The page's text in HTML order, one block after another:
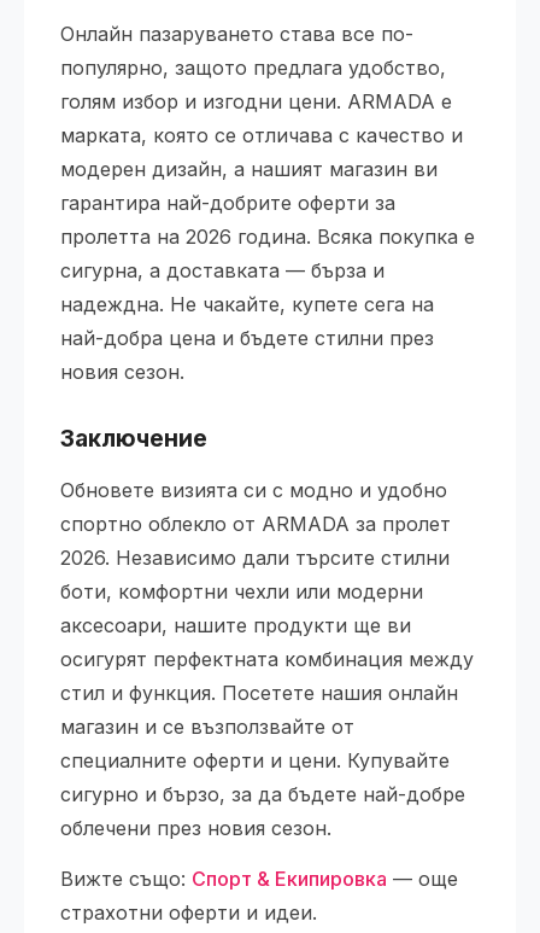
Онлайн пазаруването става все по-
популярно, защото предлага удобство,
голям избор и изгодни цени. ARMADA е
марката, която се отличава с качество и
модерен дизайн, а нашият магазин ви
гарантира най-добрите оферти за
пролетта на 2026 година. Всяка покупка е
сигурна, а доставката — бърза и
надеждна. Не чакайте, купете сега на
най-добра цена и бъдете стилни през
новия сезон.
Заключение
Обновете визията си с модно и удобно
спортно облекло от ARMADA за пролет
2026. Независимо дали търсите стилни
боти, комфортни чехли или модерни
аксесоари, нашите продукти ще ви
осигурят перфектната комбинация между
стил и функция. Посетете нашия онлайн
магазин и се възползвайте от
специалните оферти и цени. Купувайте
сигурно и бързо, за да бъдете най-добре
облечени през новия сезон.
Вижте също: Спорт & Екипировка — още
страхотни оферти и идеи.